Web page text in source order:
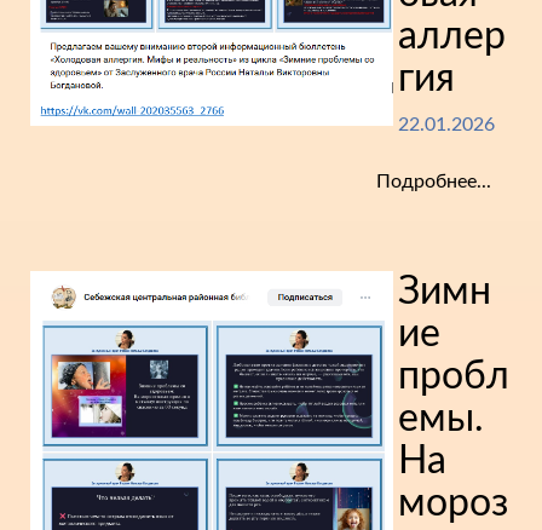
аллер
гия
22.01.2026
Подробнее...
Зимн
ие
пробл
емы.
На
мороз